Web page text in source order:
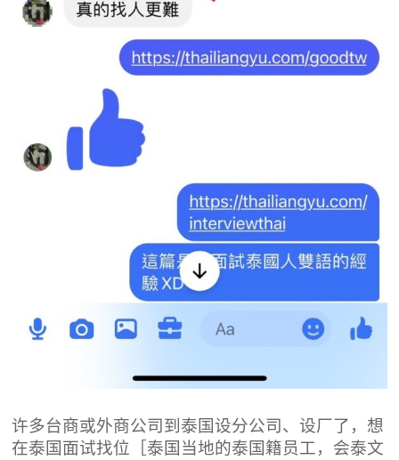
许多台商或外商公司到泰国设分公司、设厂了，想
在泰国面试找位［泰国当地的泰国籍员工，会泰文